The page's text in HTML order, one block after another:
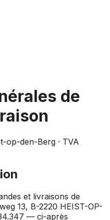
de
op-den-Berg · TVA
et livraisons de
13, B-2220 HEIST-OP-
— ci-après